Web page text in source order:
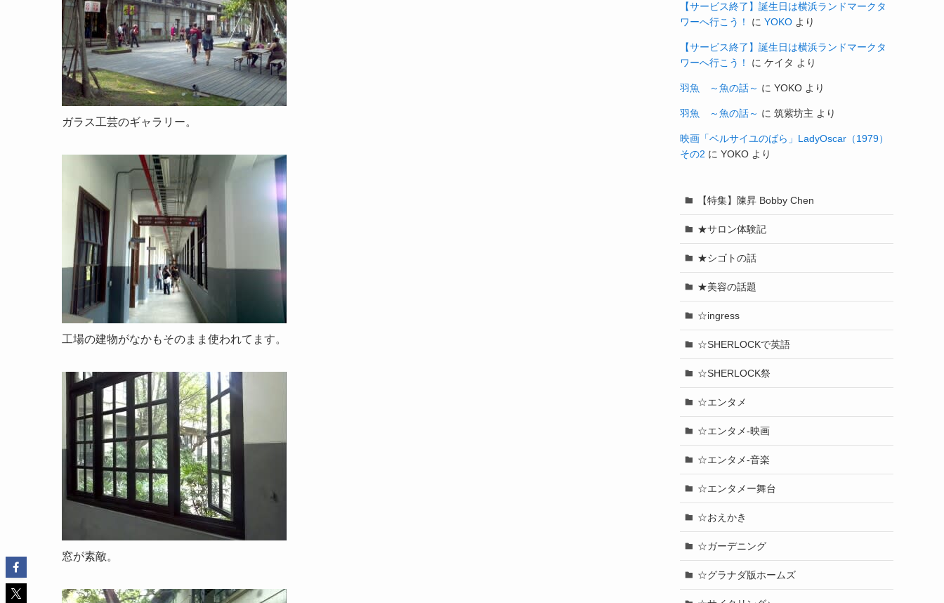
ガラス工芸のギャラリー。
工場の建物がなかもそのまま使われてます。
窓が素敵。
【サービス終了】誕生日は横浜ランドマークタ
ワーへ行こう！
に YOKO より
【サービス終了】誕生日は横浜ランドマークタ
ワーへ行こう！
に ケイタ より
羽魚 ～魚の話～ に YOKO より
羽魚 ～魚の話～ に 筑紫坊主 より
映画「ベルサイユのばら」LadyOscar（1979）
その2 に YOKO より
【特集】陳昇 Bobby Chen
★サロン体験記
★シゴトの話
★美容の話題
☆ingress
☆SHERLOCKで英語
☆SHERLOCK祭
☆エンタメ
☆エンタメ-映画
☆エンタメ-音楽
☆エンタメー舞台
☆おえかき
☆ガーデニング
☆グラナダ版ホームズ